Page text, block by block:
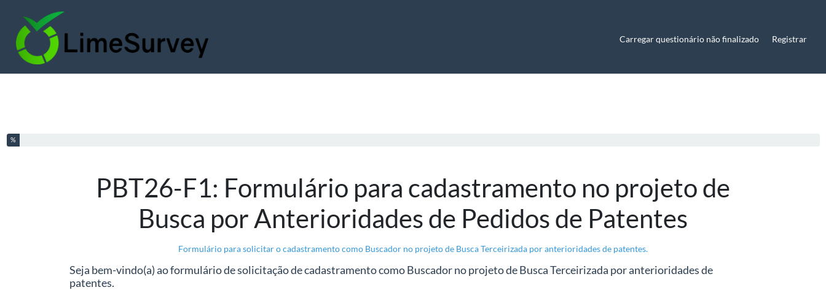
Carregar questionário não finalizado Registrar
Você completou % deste questionário
%
PBT26-F1: Formulário para cadastramento no projeto de
Busca por Anterioridades de Pedidos de Patentes
Formulário para solicitar o cadastramento como Buscador no projeto de Busca Terceirizada por anterioridades de patentes.
Seja bem-vindo(a) ao formulário de solicitação de cadastramento como Buscador no projeto de Busca Terceirizada por anterioridades de
patentes.